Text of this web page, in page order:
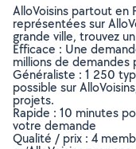
AlloVoisins partout
représentées sur
grande ville, trouvez
Efficace : Une
millions de demandes
Généraliste : 1 250
possible sur
projets.
Rapide : 10 minutes
votre demande
Qualité / prix : 4